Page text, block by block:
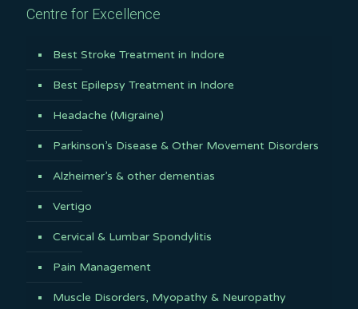
Centre for Excellence
Best Stroke Treatment in Indore
Best Epilepsy Treatment in Indore
Headache (Migraine)
Parkinson’s Disease & Other Movement Disorders
Alzheimer’s & other dementias
Vertigo
Cervical & Lumbar Spondylitis
Pain Management
Muscle Disorders, Myopathy & Neuropathy